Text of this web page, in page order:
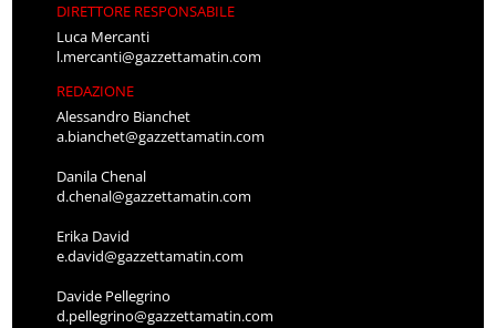
DIRETTORE RESPONSABILE
Luca Mercanti
l.mercanti@gazzettamatin.com
REDAZIONE
Alessandro Bianchet
a.bianchet@gazzettamatin.com
Danila Chenal
d.chenal@gazzettamatin.com
Erika David
e.david@gazzettamatin.com
Davide Pellegrino
d.pellegrino@gazzettamatin.com